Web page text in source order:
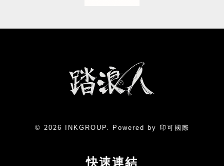
© 2026 INKGROUP. Powered by 印可國際
快速連結